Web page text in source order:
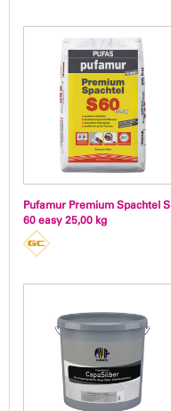
Pufamur Premium Spachtel S
60 easy 25,00 kg